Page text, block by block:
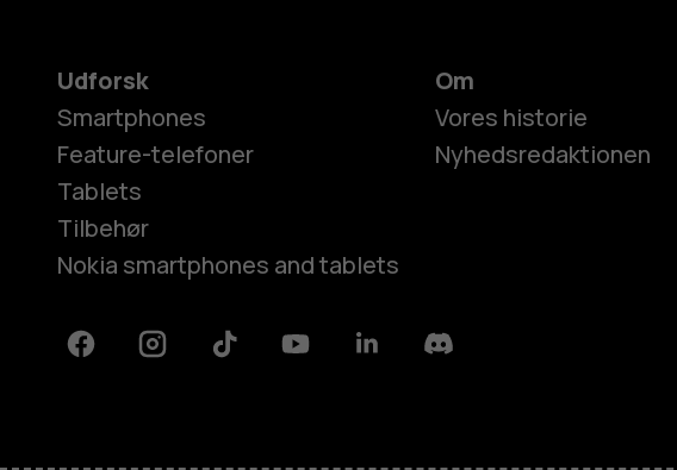
Udforsk
Smartphones
Feature-telefoner
Tablets
Tilbehør
Nokia smartphones and tablets
Om
Vores historie
Nyhedsredaktionen
FacebookInstagramTiktok YoutubeLinkedinDiscord